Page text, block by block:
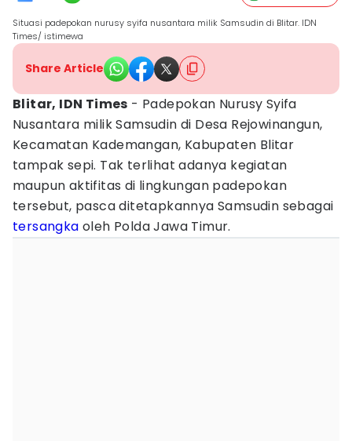
Situasi padepokan nurusy syifa nusantara milik Samsudin di Blitar. IDN
Times/ istimewa
Share Article
Blitar, IDN Times - Padepokan Nurusy Syifa
Nusantara milik Samsudin di Desa Rejowinangun,
Kecamatan Kademangan, Kabupaten Blitar
tampak sepi. Tak terlihat adanya kegiatan
maupun aktifitas di lingkungan padepokan
tersebut, pasca ditetapkannya Samsudin sebagai
tersangka oleh Polda Jawa Timur.